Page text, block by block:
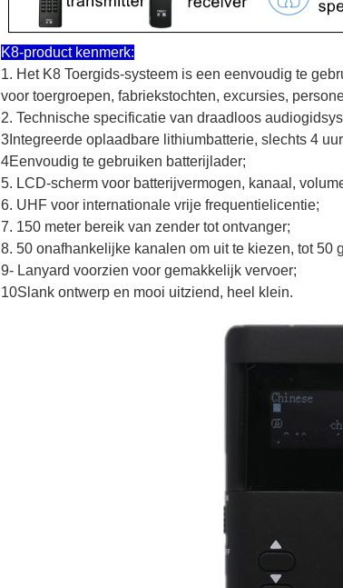
K8-product kenmerk:
1. Het K8 Toergids-systeem is een eenvoudig te
voor toergroepen, fabriekstochten, excursies,
2. Technische specificatie van draadloos
3Integreerde oplaadbare lithiumbatterie, slechts 4
4Eenvoudig te gebruiken batterijlader;
5. LCD-scherm voor batterijvermogen, kanaal,
6. UHF voor internationale vrije frequentielicentie;
7. 150 meter bereik van zender tot ontvanger;
8. 50 onafhankelijke kanalen om uit te kiezen, tot
9- Lanyard voorzien voor gemakkelijk vervoer;
10Slank ontwerp en mooi uitziend, heel klein.